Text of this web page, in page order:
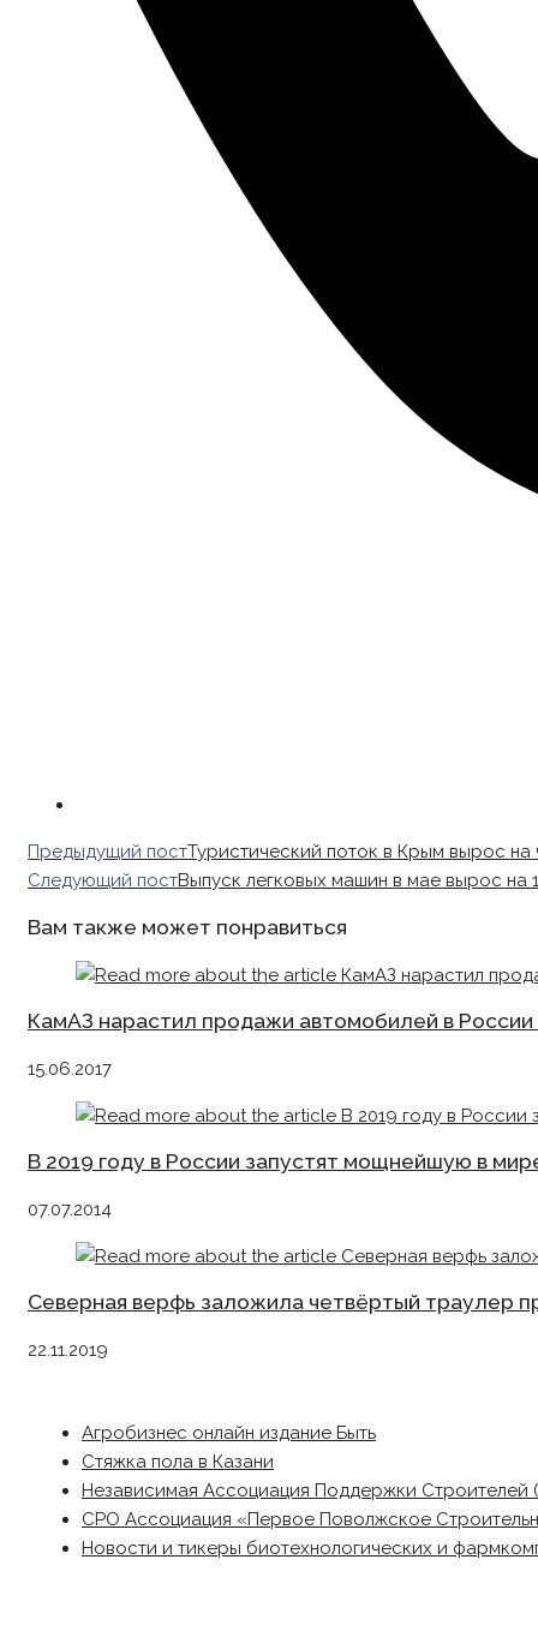
Read
more
Предыдущий постТуристический поток в Крым вырос на
Следующий постВыпуск легковых машин в мае вырос на
Вам также может понравиться
КамАЗ нарастил продажи автомобилей в России
15.06.2017
В 2019 году в России запустят мощнейшую в
07.07.2014
Северная верфь заложила четвёртый траулер
22.11.2019
Агробизнес онлайн издание Быть
Стяжка пола в Казани
Независимая Ассоциация Поддержки Строителей
СРО Ассоциация «Первое Поволжское
Новости и тикеры биотехнологических и